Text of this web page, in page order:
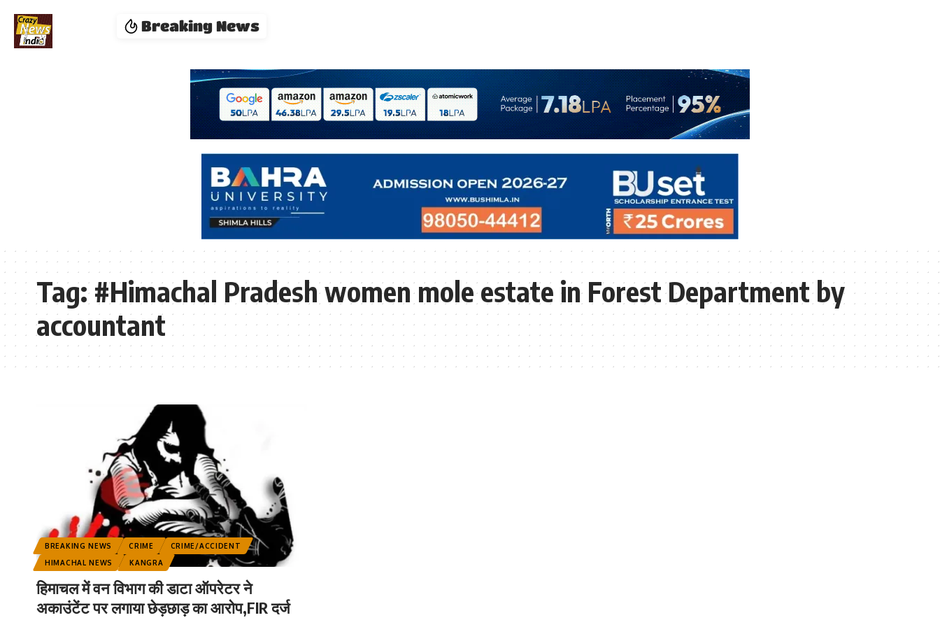
Breaking News
Tag:#Himachal Pradesh women mole estate in Forest Department by
accountant
BREAKING NEWS CRIME
CRIME/ACCIDENT
HIMACHAL NEWS
KANGRA
हिमाचल में वन विभाग की डाटा ऑपरेटर ने
अकाउंटेंट पर लगाया छेड़छाड़ का आरोप,FIR दर्ज